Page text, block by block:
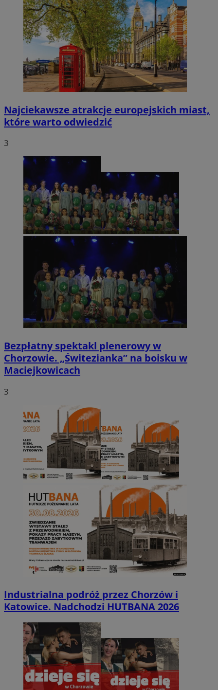
Najciekawsze atrakcje europejskich miast,
które warto odwiedzić
3
Bezpłatny spektakl plenerowy w
Chorzowie. „Świtezianka” na boisku w
Maciejkowicach
3
Industrialna podróż przez Chorzów i
Katowice. Nadchodzi HUTBANA 2026